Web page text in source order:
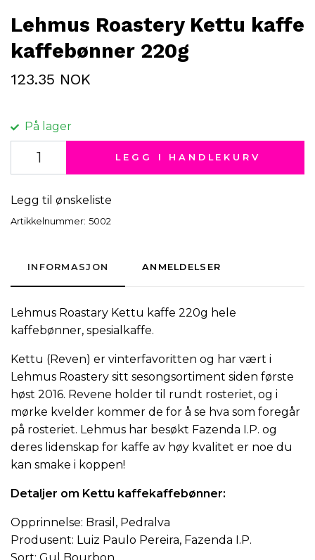
Lehmus Roastery Kettu kaffe
kaffebønner 220g
123.35 NOK
På lager
LEGG I HANDLEKURV
Legg til ønskeliste
Artikkelnummer: 5002
INFORMASJON ANMELDELSER
Lehmus Roastary Kettu kaffe 220g hele
kaffebønner, spesialkaffe.
Kettu (Reven) er vinterfavoritten og har vært i
Lehmus Roastery sitt sesongsortiment siden første
høst 2016. Revene holder til rundt rosteriet, og i
mørke kvelder kommer de for å se hva som foregår
på rosteriet. Lehmus har besøkt Fazenda I.P. og
deres lidenskap for kaffe av høy kvalitet er noe du
kan smake i koppen!
Detaljer om Kettu kaffekaffebønner:
Opprinnelse: Brasil, Pedralva
Produsent: Luiz Paulo Pereira, Fazenda I.P.